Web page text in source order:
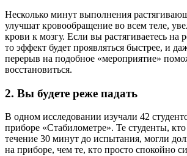
Несколько минут выполнения
улучшат кровообращение во всем теле,
крови к мозгу. Если вы растягиваетесь на
то эффект будет проявляться быстрее, и
перерыв на подобное «мероприятие»
восстановиться.
2. Вы будете реже падать
В одном исследовании изучали 42
приборе «Стабилометре». Те студенты, кто
течение 30 минут до испытания, могли
на приборе, чем те, кто просто спокойно